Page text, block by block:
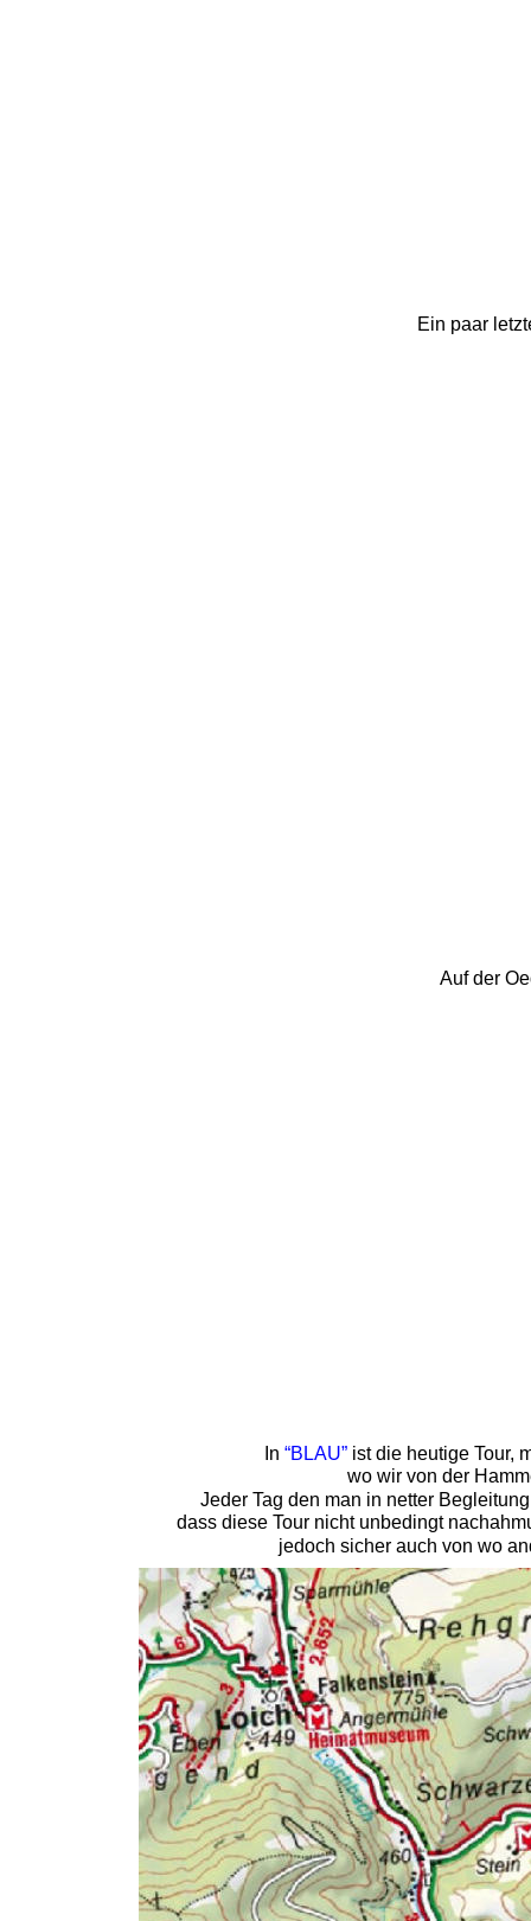
In “BLAU” ist die heutige Tour,
wo wir von der
Jeder Tag den man in netter
dass diese Tour nicht unbedingt
jedoch sicher auch von wo
Auf der
Ein paar